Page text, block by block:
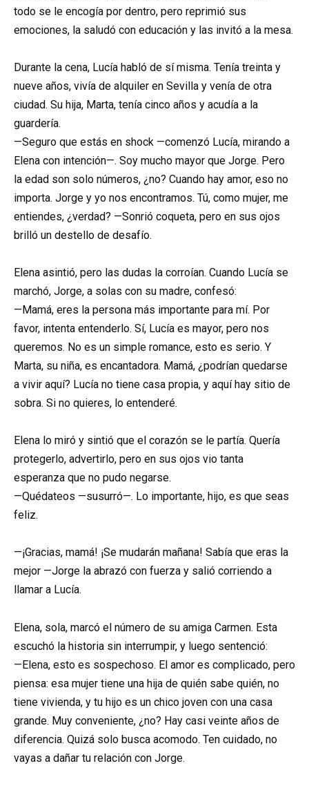
todo se le encogía por dentro, pero reprimió sus
emociones, la saludó con educación y las invitó a la mesa.
Durante la cena, Lucía habló de sí misma. Tenía treinta y
nueve años, vivía de alquiler en Sevilla y venía de otra
ciudad. Su hija, Marta, tenía cinco años y acudía a la
guardería.
—Seguro que estás en shock —comenzó Lucía, mirando a
Elena con intención—. Soy mucho mayor que Jorge. Pero
la edad son solo números, ¿no? Cuando hay amor, eso no
importa. Jorge y yo nos encontramos. Tú, como mujer, me
entiendes, ¿verdad? —Sonrió coqueta, pero en sus ojos
brilló un destello de desafío.
Elena asintió, pero las dudas la corroían. Cuando Lucía se
marchó, Jorge, a solas con su madre, confesó:
—Mamá, eres la persona más importante para mí. Por
favor, intenta entenderlo. Sí, Lucía es mayor, pero nos
queremos. No es un simple romance, esto es serio. Y
Marta, su niña, es encantadora. Mamá, ¿podrían quedarse
a vivir aquí? Lucía no tiene casa propia, y aquí hay sitio de
sobra. Si no quieres, lo entenderé.
Elena lo miró y sintió que el corazón se le partía. Quería
protegerlo, advertirlo, pero en sus ojos vio tanta
esperanza que no pudo negarse.
—Quédateos —susurró—. Lo importante, hijo, es que seas
feliz.
—¡Gracias, mamá! ¡Se mudarán mañana! Sabía que eras la
mejor —Jorge la abrazó con fuerza y salió corriendo a
llamar a Lucía.
Elena, sola, marcó el número de su amiga Carmen. Esta
escuchó la historia sin interrumpir, y luego sentenció:
—Elena, esto es sospechoso. El amor es complicado, pero
piensa: esa mujer tiene una hija de quién sabe quién, no
tiene vivienda, y tu hijo es un chico joven con una casa
grande. Muy conveniente, ¿no? Hay casi veinte años de
diferencia. Quizá solo busca acomodo. Ten cuidado, no
vayas a dañar tu relación con Jorge.